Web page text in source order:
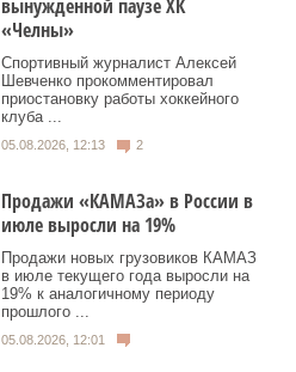
вынужденной паузе ХК
«Челны»
Спортивный журналист Алексей
Шевченко прокомментировал
приостановку работы хоккейного
клуба ...
05.08.2026, 12:13 2
Продажи «КАМАЗа» в России в
июле выросли на 19%
Продажи новых грузовиков КАМАЗ
в июле текущего года выросли на
19% к аналогичному периоду
прошлого ...
05.08.2026, 12:01